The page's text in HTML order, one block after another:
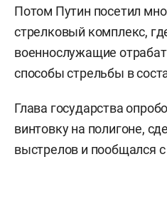
Потом Путин посетил
стрелковый комплекс,
военнослужащие
способы стрельбы в
Глава государства
винтовку на полигоне,
выстрелов и пообщался